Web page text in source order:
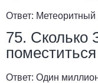
Ответ: Метеоритный
75. Сколько
Ответ: Один